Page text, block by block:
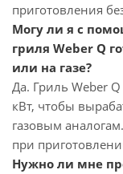
приготовления
Могу ли я с
гриля Weber Q
или на газе?
Да. Гриль Weber
кВт, чтобы
газовым
при
Нужно ли мне